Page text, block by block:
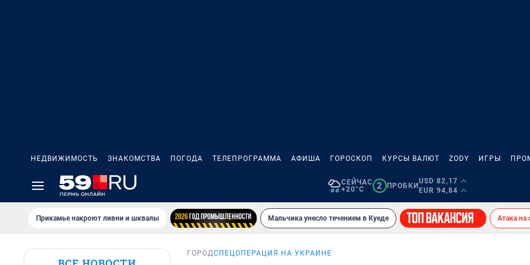
НЕДВИЖИМОСТЬ ЗНАКОМСТВА ПОГОДА ТЕЛЕПРОГРАММА АФИША ГОРОСКОП КУРСЫ ВАЛЮТ ZODY ИГРЫ
СЕЙЧАС
+20°C
2 ПРОБКИ
USD 82,17
EUR 94,84
Прикамье накроют ливни и шквалы Мальчика унесло течением в Куеде Атака на
ГОРОДСПЕЦОПЕРАЦИЯ НА УКРАИНЕ